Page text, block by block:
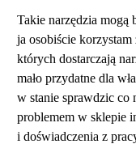
Takie narzędzia mogą
ja osobiście
których dostarczają
mało przydatne dla
w stanie sprawdzic co
problemem w sklepie
i doświadczenia z